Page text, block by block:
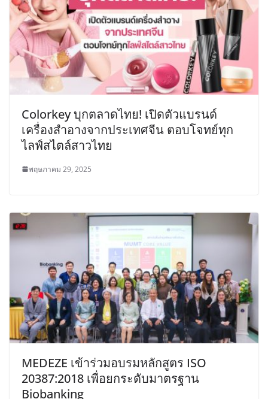
Colorkey บุกตลาดไทย! เปิดตัวแบรนด์
เครื่องสำอางจากประเทศจีน ตอบโจทย์ทุก
ไลฟ์สไตล์สาวไทย
พฤษภาคม 29, 2025
MEDEZE เข้าร่วมอบรมหลักสูตร ISO
20387:2018 เพื่อยกระดับมาตรฐาน
Biobanking